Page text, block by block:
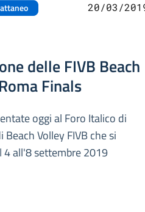
20/03/
delle FIVB Beach
Finals
oggi al Foro Italico di
Beach Volley FIVB che si
4 all'8 settembre 2019